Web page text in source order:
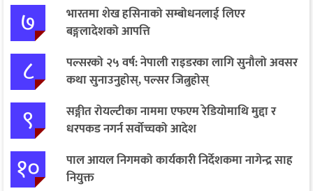
७
भारतमा शेख हसिनाको सम्बोधनलाई लिएर
बङ्गलादेशको आपत्ति
८
पल्सरको २५ वर्ष: नेपाली राइडरका लागि सुनौलो अवसर
कथा सुनाउनुहोस्, पल्सर जित्नुहोस्
९
सङ्गीत रोयल्टीका नाममा एफएम रेडियोमाथि मुद्दा र
धरपकड नगर्न सर्वोच्चको आदेश
१०
पाल आयल निगमको कार्यकारी निर्देशकमा नागेन्द्र साह
नियुक्त